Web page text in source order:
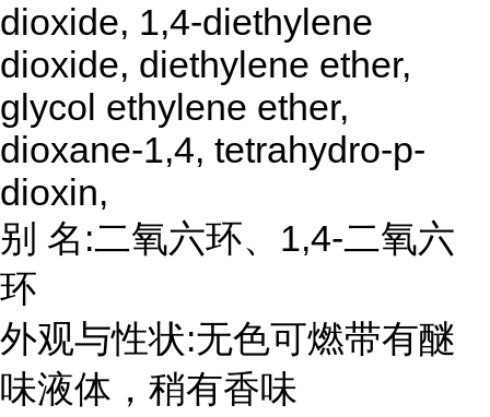
dioxide, 1,4-diethylene
dioxide, diethylene ether,
glycol ethylene ether,
dioxane-1,4, tetrahydro-p-
dioxin,
别 名:二氧六环、1,4-二氧六
环
外观与性状:无色可燃带有醚
味液体，稍有香味